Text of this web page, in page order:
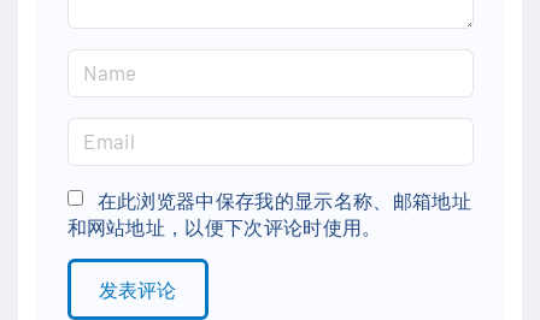
a
e
*
m
a
i
l
在此浏览器中保存我的显示名称、邮箱地址
和网站地址，以便下次评论时使用。